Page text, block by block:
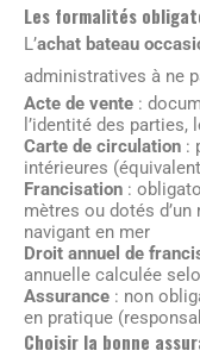
Les formalités
L’achat bateau
administratives à ne
Acte de vente :
l’identité des
Carte de circulation :
intérieures
Francisation :
mètres ou dotés
navigant en mer
Droit annuel de
annuelle calculée
Assurance : non
en pratique
Choisir la bonne